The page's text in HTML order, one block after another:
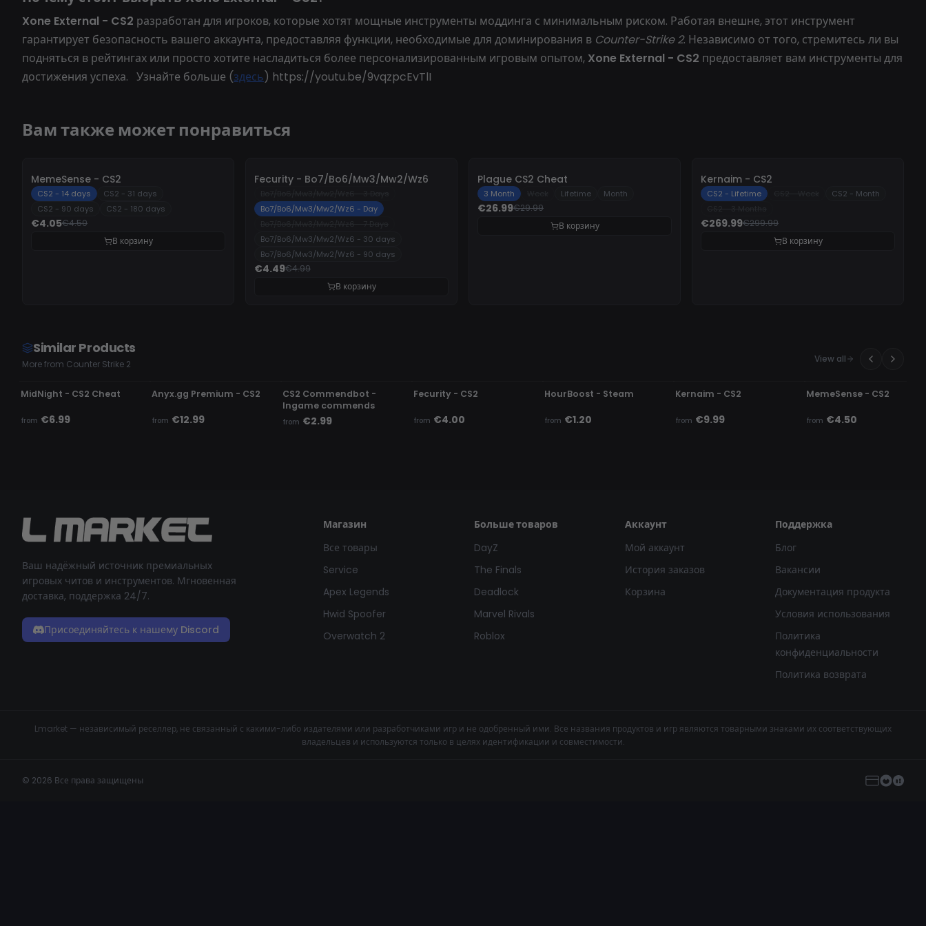
Xone External - CS2 разработан для игроков, которые хотят мощные инструменты моддинга с минимальным риском. Работая внешне, этот инструмент
гарантирует безопасность вашего аккаунта, предоставляя функции, необходимые для доминирования в Counter-Strike 2. Независимо от того, стремитесь ли вы
подняться в рейтингах или просто хотите насладиться более персонализированным игровым опытом, Xone External - CS2 предоставляет вам инструменты для
достижения успеха. Узнайте больше (здесь) https://youtu.be/9vqzpcEvTlI
Вам также может понравиться
MemeSense - CS2
CS2 - 14 days
CS2 - 31 days
CS2 - 90 days
CS2 - 180 days
€4.05€4.50
В корзину
Fecurity - Bo7/Bo6/Mw3/Mw2/Wz6
Bo7/Bo6/Mw3/Mw2/Wz6 - Day
Bo7/Bo6/Mw3/Mw2/Wz6 - 30 days
Bo7/Bo6/Mw3/Mw2/Wz6 - 90 days
€4.49€4.99
В корзину
-
Plague CS2 Cheat
3 Month Lifetime Month
€26.99€29.99
В корзину
Kernaim - CS2
CS2 - Lifetime
CS2 - Month
€269.99€299.99
В корзину
Similar Products
More from Counter Strike 2 View all
UNDETECTED
MidNight - CS2 Cheat
from €6.99
Anyx.gg Premium - CS2
from €12.99
CS2 Commendbot -
Ingame commends
from €2.99
Fecurity - CS2
from €4.00
HourBoost - Steam
from €1.20
Kernaim - CS2
from €9.99
MemeSense - CS2
from €4.50
Ваш надёжный источник премиальных
игровых читов и инструментов. Мгновенная
доставка, поддержка 24/7.
Присоединяйтесь к нашему Discord
Магазин
Все товары
Service
Apex Legends
Hwid Spoofer
Overwatch 2
Больше товаров
DayZ
The Finals
Deadlock
Marvel Rivals
Roblox
Аккаунт
Мой аккаунт
История заказов
Корзина
Поддержка
Блог
Вакансии
Документация продукта
Условия использования
Политика
конфиденциальности
Политика возврата
Lmarket — независимый реселлер, не связанный с какими-либо издателями или разработчиками игр и не одобренный ими. Все названия продуктов и игр являются товарными знаками их соответствующих
владельцев и используются только в целях идентификации и совместимости.
© 2026 Все права защищены